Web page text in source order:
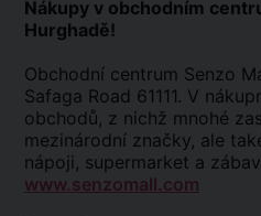
Nákupy v obchodním
Hurghadě!
Obchodní centrum Senzo
Safaga Road 61111. V
obchodů, z nichž mnohé
mezinárodní značky, ale
nápoji, supermarket a
www.senzomall.com